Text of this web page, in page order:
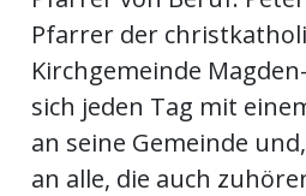
Pfarrer der
Kirchgemeinde
sich jeden Tag mit
an seine Gemeinde
an alle, die auch